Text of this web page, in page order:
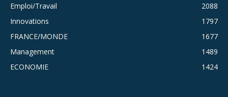
Emploi/Travail
2088
Innovations
1797
FRANCE/MONDE
1677
Management
1489
ECONOMIE
1424